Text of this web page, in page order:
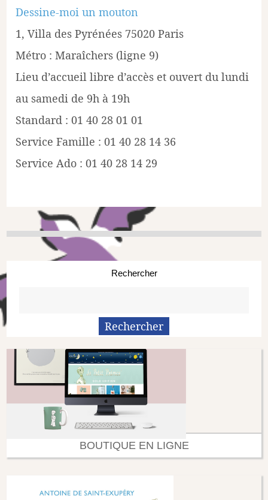
Dessine-moi un mouton
1, Villa des Pyrénées 75020 Paris
Métro : Maraîchers (ligne 9)
Lieu d’accueil libre d’accès et ouvert du lundi
au samedi de 9h à 19h
Standard : 01 40 28 01 01
Service Famille : 01 40 28 14 36
Service Ado : 01 40 28 14 29
Rechercher
BOUTIQUE EN LIGNE